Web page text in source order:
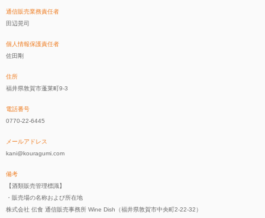
通信販売業務責任者
田辺晃司
個人情報保護責任者
佐田剛
住所
福井県敦賀市蓬莱町9-3
電話番号
0770-22-6445
メールアドレス
kani@kouragumi.com
備考
【酒類販売管理標識】
・販売場の名称および所在地
株式会社 伝食 通信販売事務所 Wine Dish（福井県敦賀市中央町2-22-32）